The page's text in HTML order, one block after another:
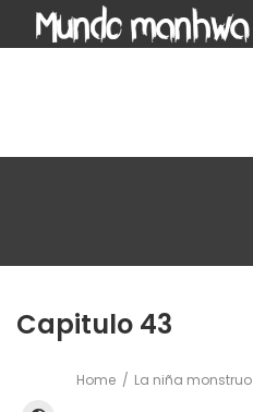
Capitulo 43
Home La niña monstruo